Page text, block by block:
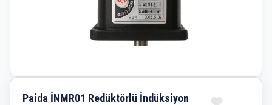
Paida İNMR01 Redüktörlü İndüksiyon